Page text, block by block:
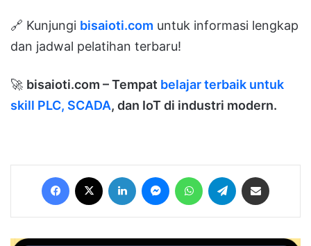
🔗 Kunjungi bisaioti.com untuk informasi lengkap
dan jadwal pelatihan terbaru!
🚀 bisaioti.com – Tempat belajar terbaik untuk
skill PLC, SCADA, dan IoT di industri modern.
Facebook LinkedIn MessengerWhatsAppTelegram